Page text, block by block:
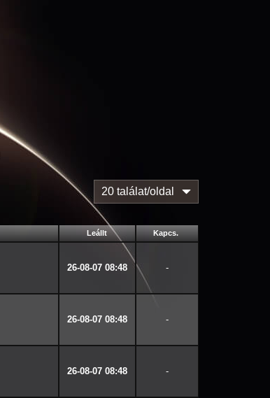
20 találat/oldal
Leállt Kapcs.
26-08-07 08:48 -
26-08-07 08:48 -
26-08-07 08:48 -